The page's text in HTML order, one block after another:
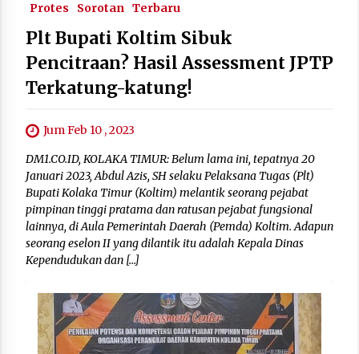
Protes
Sorotan Terbaru
Plt Bupati Koltim Sibuk
Pencitraan? Hasil Assessment JPTP
Terkatung-katung!
Jum Feb 10 , 2023
DM1.CO.ID, KOLAKA TIMUR: Belum lama ini, tepatnya 20
Januari 2023, Abdul Azis, SH selaku Pelaksana Tugas (Plt)
Bupati Kolaka Timur (Koltim) melantik seorang pejabat
pimpinan tinggi pratama dan ratusan pejabat fungsional
lainnya, di Aula Pemerintah Daerah (Pemda) Koltim. Adapun
seorang eselon II yang dilantik itu adalah Kepala Dinas
Kependudukan dan […]